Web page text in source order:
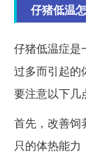
仔猪低温
仔猪低温症是
过多而引起的
要注意以下几
首先，改善饲
只的体热能